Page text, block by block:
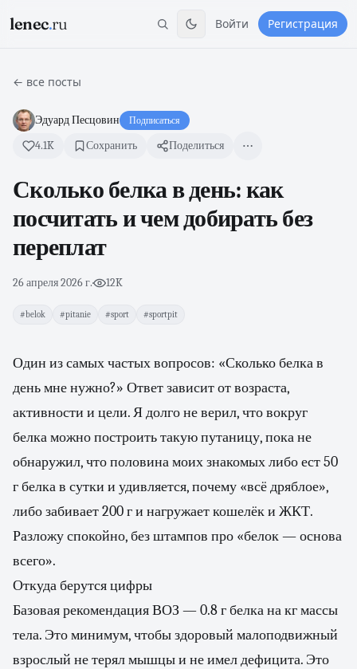
lenec.ru Войти Регистрация
← все посты
Эдуард Песцовин Подписаться
4.1K Сохранить Поделиться
Сколько белка в день: как
посчитать и чем добирать без
переплат
26 апреля 2026 г.· 12K
#belok #pitanie #sport #sportpit
Один из самых частых вопросов: «Сколько белка в
день мне нужно?» Ответ зависит от возраста,
активности и цели. Я долго не верил, что вокруг
белка можно построить такую путаницу, пока не
обнаружил, что половина моих знакомых либо ест 50
г белка в сутки и удивляется, почему «всё дряблое»,
либо забивает 200 г и нагружает кошелёк и ЖКТ.
Разложу спокойно, без штампов про «белок — основа
всего».
Откуда берутся цифры
Базовая рекомендация ВОЗ — 0.8 г белка на кг массы
тела. Это минимум, чтобы здоровый малоподвижный
взрослый не терял мышцы и не имел дефицита. Это